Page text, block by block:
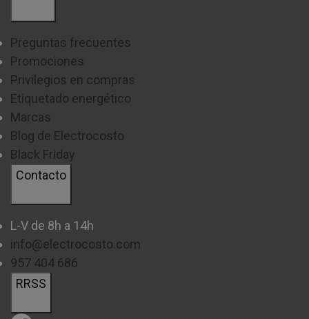
Preguntas frecuentes
Promociones
Privilegios en compras
Etiquetado energético
Marcas
Blog de Electrocosto
Black Friday
Contacto
L-V de 8h a 14h
info@electrocosto.com
957 404 686
RRSS